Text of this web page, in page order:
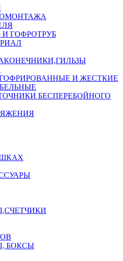
И ГОФРОТРУБ
И ЖЕСТКИЕ
БЕСПЕРЕБОЙНОГО
БОКСЫ